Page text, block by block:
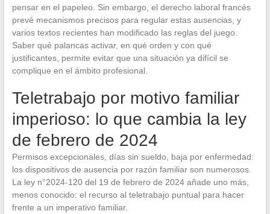
pensar en el papeleo. Sin embargo, el derecho laboral francés
prevé mecanismos precisos para regular estas ausencias, y
varios textos recientes han modificado las reglas del juego.
Saber qué palancas activar, en qué orden y con qué
justificantes, permite evitar que una situación ya difícil se
complique en el ámbito profesional.
Teletrabajo por motivo familiar
imperioso: lo que cambia la ley
de febrero de 2024
Permisos excepcionales, días sin sueldo, baja por enfermedad:
los dispositivos de ausencia por razón familiar son numerosos.
La ley n°2024-120 del 19 de febrero de 2024 añade uno más,
menos conocido: el recurso al teletrabajo puntual para hacer
frente a un imperativo familiar.